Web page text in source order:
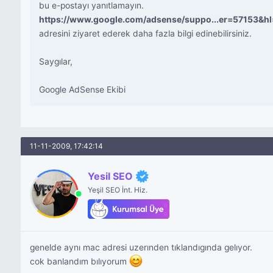
bu e-postayı yanıtlamayın.
https://www.google.com/adsense/
adresini ziyaret ederek daha fazla bilgi edinebilirsiniz.
Saygılar,
Google AdSense Ekibi
11-11-2009, 17:42:14
Yesil SEO
Yeşil SEO İnt. Hiz.
genelde aynı mac adresi uzerınden tıklandıgında gelıyor.
cok banlandım bılıyorum